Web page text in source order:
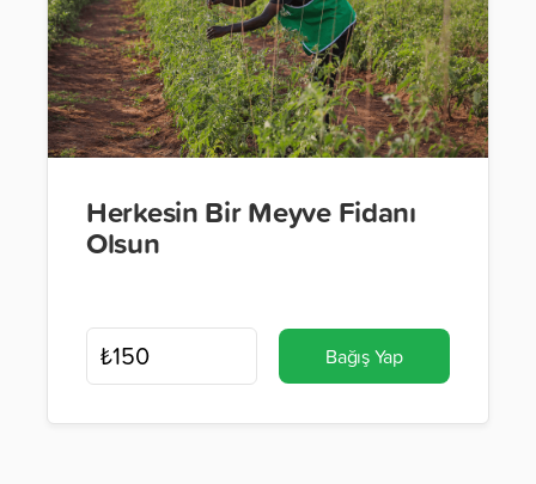
Herkesin Bir Meyve Fidanı
Olsun
Bağış Yap